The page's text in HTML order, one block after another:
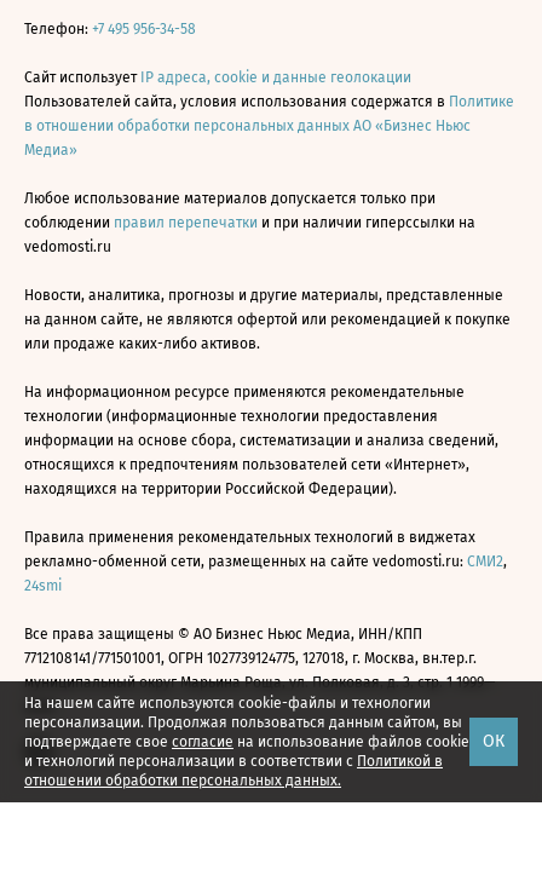
На нашем сайте используются cookie-файлы и технологии
персонализации. Продолжая пользоваться данным сайтом, вы
подтверждаете свое согласие на использование файлов cookie
и технологий персонализации в соответствии с Политикой в
отношении обработки персональных данных.
ОК
Телефон: +7 495 956-34-58
Сайт использует IP адреса, cookie и данные геолокации
Пользователей сайта, условия использования содержатся в Политике
в отношении обработки персональных данных АО «Бизнес Ньюс
Медиа»
Любое использование материалов допускается только при
соблюдении правил перепечатки и при наличии гиперссылки на
vedomosti.ru
Новости, аналитика, прогнозы и другие материалы, представленные
на данном сайте, не являются офертой или рекомендацией к покупке
или продаже каких-либо активов.
На информационном ресурсе применяются рекомендательные
технологии (информационные технологии предоставления
информации на основе сбора, систематизации и анализа сведений,
относящихся к предпочтениям пользователей сети «Интернет»,
находящихся на территории Российской Федерации).
Правила применения рекомендательных технологий в виджетах
рекламно-обменной сети, размещенных на сайте vedomosti.ru: СМИ2,
24smi
Все права защищены © АО Бизнес Ньюс Медиа, ИНН/КПП
7712108141/771501001, ОГРН 1027739124775, 127018, г. Москва, вн.тер.г.
муниципальный округ Марьина Роща, ул. Полковая, д. 3, стр. 1 1999—
2026